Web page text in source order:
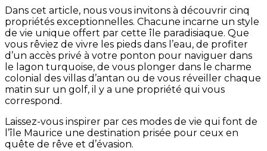
Dans cet article, nous vous invitons à découvrir cinq
propriétés exceptionnelles. Chacune incarne un style
de vie unique offert par cette île paradisiaque. Que
vous rêviez de vivre les pieds dans l’eau, de profiter
d’un accès privé à votre ponton pour naviguer dans
le lagon turquoise, de vous plonger dans le charme
colonial des villas d’antan ou de vous réveiller chaque
matin sur un golf, il y a une propriété qui vous
correspond.
Laissez-vous inspirer par ces modes de vie qui font de
l’île Maurice une destination prisée pour ceux en
quête de rêve et d’évasion.